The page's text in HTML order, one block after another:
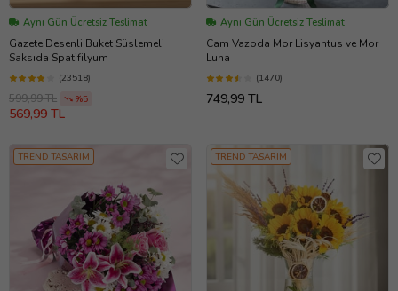
Aynı Gün Ücretsiz Teslimat
Gazete Desenli Buket Süslemeli
Saksıda Spatifilyum
(23518)
599,99 TL %5
569,99 TL
Aynı Gün Ücretsiz Teslimat
Cam Vazoda Mor Lisyantus ve Mor
Luna
(1470)
749,99 TL
TREND TASARIM TREND TASARIM